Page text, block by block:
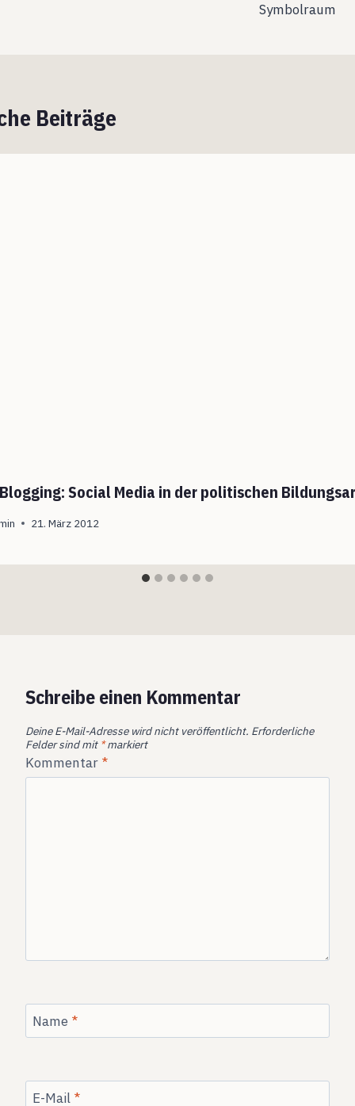
Symbolraum
Beiträge
Social Media in der politischen
21. März 2012
Schreibe einen Kommentar
Deine E-Mail-Adresse wird nicht veröffentlicht. Erforderliche
Felder sind mit *markiert
Kommentar *
Name *
E-Mail *